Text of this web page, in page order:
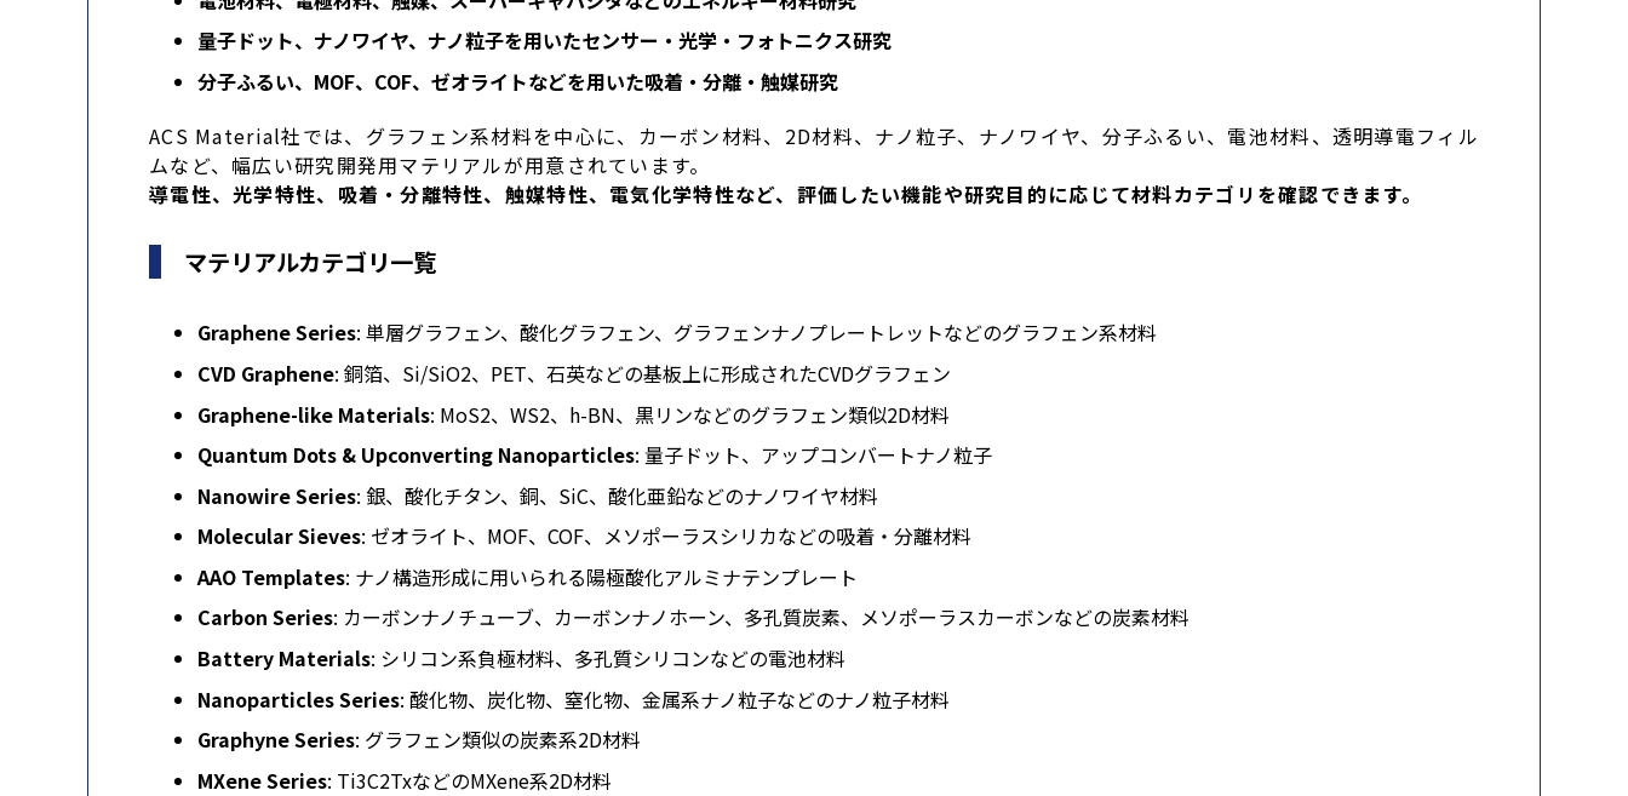
量子ドット、ナノワイヤ、ナノ粒子を用いたセンサー・光学・フォトニクス研究
分子ふるい、MOF、COF、ゼオライトなどを用いた吸着・分離・触媒研究
ACS Material社では、グラフェン系材料を中心に、カーボン材料、2D材料、ナノ粒子、ナノワイヤ、分子ふるい、電池材料、透明導電フィル
ムなど、幅広い研究開発用マテリアルが用意されています。
導電性、光学特性、吸着・分離特性、触媒特性、電気化学特性など、評価したい機能や研究目的に応じて材料カテゴリを確認できます。
マテリアルカテゴリ一覧
Graphene Series: 単層グラフェン、酸化グラフェン、グラフェンナノプレートレットなどのグラフェン系材料
CVD Graphene: 銅箔、Si/SiO2、PET、石英などの基板上に形成されたCVDグラフェン
Graphene-like Materials: MoS2、WS2、h-BN、黒リンなどのグラフェン類似2D材料
Quantum Dots & Upconverting Nanoparticles: 量子ドット、アップコンバートナノ粒子
Nanowire Series: 銀、酸化チタン、銅、SiC、酸化亜鉛などのナノワイヤ材料
Molecular Sieves: ゼオライト、MOF、COF、メソポーラスシリカなどの吸着・分離材料
AAO Templates: ナノ構造形成に用いられる陽極酸化アルミナテンプレート
Carbon Series: カーボンナノチューブ、カーボンナノホーン、多孔質炭素、メソポーラスカーボンなどの炭素材料
Battery Materials: シリコン系負極材料、多孔質シリコンなどの電池材料
Nanoparticles Series: 酸化物、炭化物、窒化物、金属系ナノ粒子などのナノ粒子材料
Graphyne Series: グラフェン類似の炭素系2D材料
MXene Series: Ti3C2TxなどのMXene系2D材料